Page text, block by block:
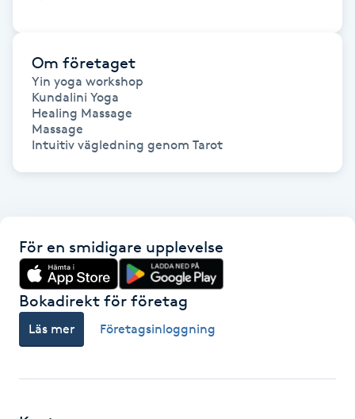
Fransförlängning
Fransförlängning Megavolym
Fransförlängning Volym
Fransrengöring
Frekvensterapi
Friskvård
Friskvårdsmassage
Om företaget
Yin yoga workshop
Kundalini Yoga
Healing Massage
Massage
Intuitiv vägledning genom Tarot
För en smidigare upplevelse
Bokadirekt för företag
Läs mer Företagsinloggning